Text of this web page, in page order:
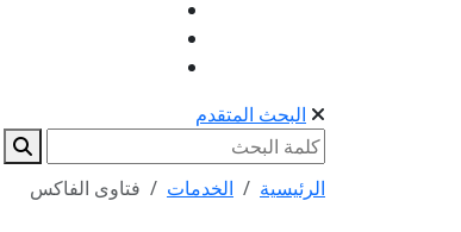
البحث المتقدم
الرئيسية الخدمات فتاوى الفاكس